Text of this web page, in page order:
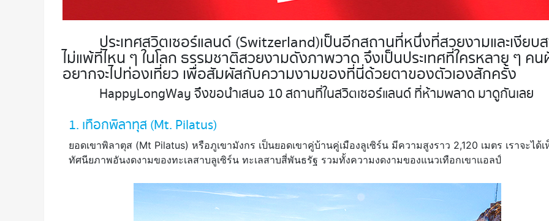
ประเทศสวิตเซอร์แลนด์ (Switzerland) เป็นอีกสถานที่หนึ่งที่สวยงามและเงียบ
ไม่แพ้ที่ไหน ๆ ในโลก ธรรมชาติสวยงามดังภาพวาด จึงเป็นประเทศที่ใครหลาย ๆ ค
อยากจะไปท่องเที่ยว เพื่อสัมผัสกับความงามของที่นี่ด้วยตาของตัวเองสักครั้ง
HappyLongWay จึงขอนำเสนอ 10 สถานที่ในสวิตเซอร์แลนด์ ที่ห้ามพลาด มาดูกันเลย
1. เทือกพิลาทุส (Mt. Pilatus)
ยอดเขาพิลาตุส (Mt Pilatus) หรือภูเขามังกร เป็นยอดเขาคู่บ้านคู่เมืองลูเซิร์น มีความสูงราว 2,120 เมตร เราจะได้เ
ทัศนียภาพอันงดงามของทะเลสาบลูเซิร์น ทะเลสาบสี่พันธรัฐ รวมทั้งความงดงามของแนวเทือกเขาแอลป์